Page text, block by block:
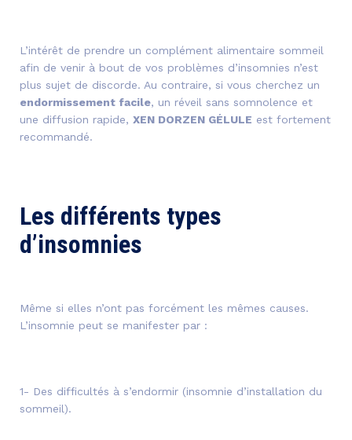
L’intérêt de prendre un complément alimentaire sommeil
afin de venir à bout de vos problèmes d’insomnies n’est
plus sujet de discorde. Au contraire, si vous cherchez un
endormissement facile, un réveil sans somnolence et
une diffusion rapide, XEN DORZEN GÉLULE est fortement
recommandé.
Les différents types
d’insomnies
Même si elles n’ont pas forcément les mêmes causes.
L’insomnie peut se manifester par :
1- Des difficultés à s’endormir (insomnie d’installation du
sommeil).